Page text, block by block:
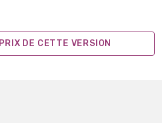
DE CETTE VERSION